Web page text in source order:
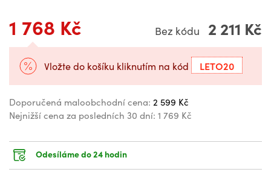
1 768 Kč Bez kódu 2 211 Kč
Vložte do košíku kliknutím na kód LETO20
Doporučená maloobchodní cena: 2 599 Kč
Nejnižší cena za posledních 30 dní: 1 769 Kč
Odesíláme do 24 hodin